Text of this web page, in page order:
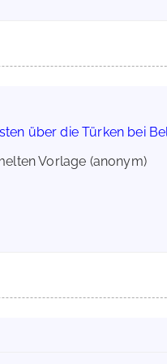
über die Türken bei
Vorlage (anonym)